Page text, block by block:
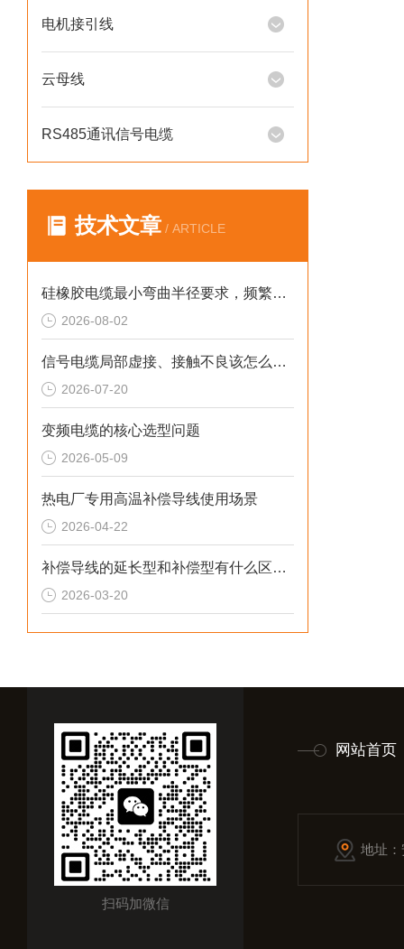
电机接引线
云母线
RS485通讯信号电缆
技术文章 / ARTICLE
硅橡胶电缆最小弯曲半径要求，频繁弯折场景允许弯曲半径取值。
2026-08-02
信号电缆局部虚接、接触不良该怎么检测排查？
2026-07-20
变频电缆的核心选型问题
2026-05-09
热电厂专用高温补偿导线使用场景
2026-04-22
补偿导线的延长型和补偿型有什么区别？
2026-03-20
扫码加微信
网站首页
地址